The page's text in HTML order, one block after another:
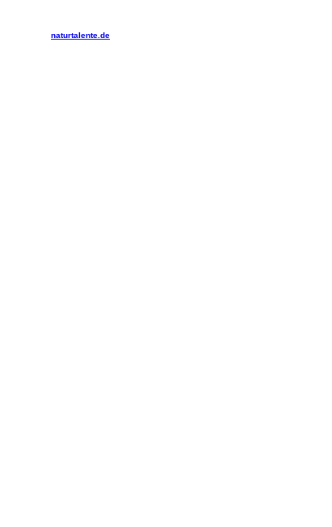
naturtalente.de